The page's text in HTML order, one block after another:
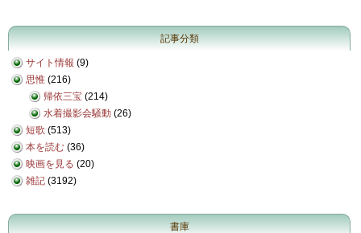
記事分類
サイト情報 (9)
思惟 (216)
帰依三宝 (214)
水着撮影会騒動 (26)
短歌 (513)
本を読む (36)
映画を見る (20)
雑記 (3192)
書庫